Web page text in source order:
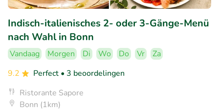
Indisch-italienisches 2- oder 3-Gänge-Menü
nach Wahl in Bonn
Vandaag Morgen Di Wo Do Vr
Za
9.2
Perfect • 3 beoordelingen
Ristorante Sapore
Bonn (1km)